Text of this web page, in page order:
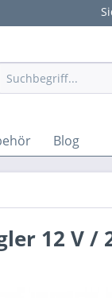
Blog
12 V /